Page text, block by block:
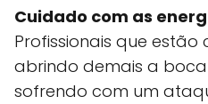
Cuidado com as
Profissionais que
abrindo demais a
sofrendo com um